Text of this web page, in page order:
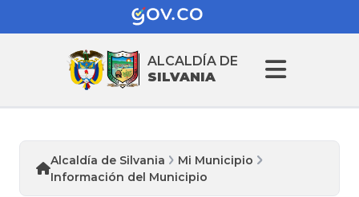
ALCALDÍA DE
SILVANIA
Alcaldía de Silvania
Mi Municipio
Información del Municipio